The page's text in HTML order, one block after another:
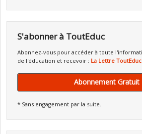
S'abonner à ToutEduc
Abonnez-vous pour accéder à toute
de l'éducation et recevoir : La Lettre ToutEduc
Abonnement
* Sans engagement par la suite.